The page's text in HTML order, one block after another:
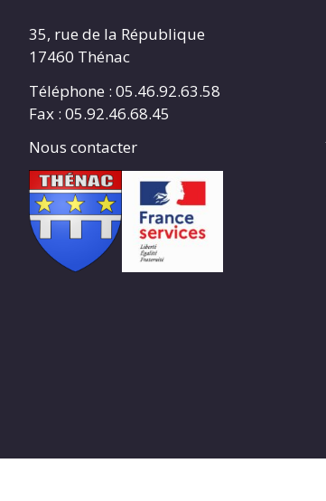
35, rue de la République
17460 Thénac
Téléphone : 05.46.92.63.58
Fax : 05.92.46.68.45
Nous contacter